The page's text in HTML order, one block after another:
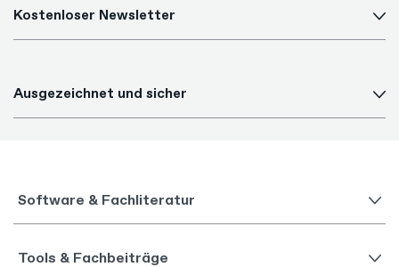
Kostenloser Newsletter
Ausgezeichnet und sicher
Software & Fachliteratur
Tools & Fachbeiträge